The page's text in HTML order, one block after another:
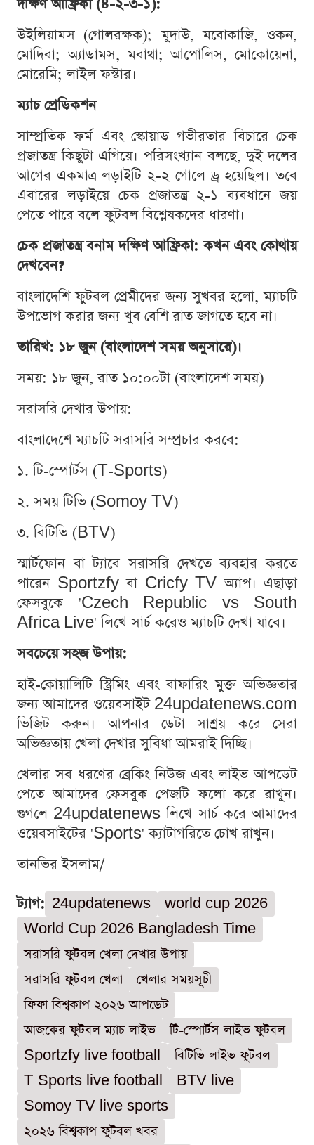
দক্ষিণ আফ্রিকা (৪-২-৩-১):
উইলিয়ামস (গোলরক্ষক); মুদাউ, মবোকাজি, ওকন,
মোদিবা; অ্যাডামস, মবাথা; আপোলিস, মোকোয়েনা,
মোরেমি; লাইল ফস্টার।
ম্যাচ প্রেডিকশন
সাম্প্রতিক ফর্ম এবং স্কোয়াড গভীরতার বিচারে চেক
প্রজাতন্ত্র কিছুটা এগিয়ে। পরিসংখ্যান বলছে, দুই দলের
আগের একমাত্র লড়াইটি ২-২ গোলে ড্র হয়েছিল। তবে
এবারের লড়াইয়ে চেক প্রজাতন্ত্র ২-১ ব্যবধানে জয়
পেতে পারে বলে ফুটবল বিশ্লেষকদের ধারণা।
চেক প্রজাতন্ত্র বনাম দক্ষিণ আফ্রিকা: কখন এবং কোথায়
দেখবেন?
বাংলাদেশি ফুটবল প্রেমীদের জন্য সুখবর হলো, ম্যাচটি
উপভোগ করার জন্য খুব বেশি রাত জাগতে হবে না।
তারিখ: ১৮ জুন (বাংলাদেশ সময় অনুসারে)।
সময়: ১৮ জুন, রাত ১০:০০টা (বাংলাদেশ সময়)
সরাসরি দেখার উপায়:
বাংলাদেশে ম্যাচটি সরাসরি সম্প্রচার করবে:
১. টি-স্পোর্টস (T-Sports)
২. সময় টিভি (Somoy TV)
৩. বিটিভি (BTV)
স্মার্টফোন বা ট্যাবে সরাসরি দেখতে ব্যবহার করতে
পারেন Sportzfy বা Cricfy TV অ্যাপ। এছাড়া
ফেসবুকে 'Czech Republic vs South
Africa Live' লিখে সার্চ করেও ম্যাচটি দেখা যাবে।
সবচেয়ে সহজ উপায়:
হাই-কোয়ালিটি স্ট্রিমিং এবং বাফারিং মুক্ত অভিজ্ঞতার
জন্য আমাদের ওয়েবসাইট 24updatenews.com
ভিজিট করুন। আপনার ডেটা সাশ্রয় করে সেরা
অভিজ্ঞতায় খেলা দেখার সুবিধা আমরাই দিচ্ছি।
খেলার সব ধরণের ব্রেকিং নিউজ এবং লাইভ আপডেট
পেতে আমাদের ফেসবুক পেজটি ফলো করে রাখুন।
গুগলে 24updatenews লিখে সার্চ করে আমাদের
ওয়েবসাইটের 'Sports' ক্যাটাগরিতে চোখ রাখুন।
তানভির ইসলাম/
ট্যাগ: 24updatenews
world cup 2026
World Cup 2026 Bangladesh Time
সরাসরি ফুটবল খেলা দেখার উপায়
সরাসরি ফুটবল খেলা
খেলার সময়সূচী
ফিফা বিশ্বকাপ ২০২৬ আপডেট
আজকের ফুটবল ম্যাচ লাইভ
টি-স্পোর্টস লাইভ ফুটবল
Sportzfy live football
বিটিভি লাইভ ফুটবল
T-Sports live football
BTV live
Somoy TV live sports
২০২৬ বিশ্বকাপ ফুটবল খবর